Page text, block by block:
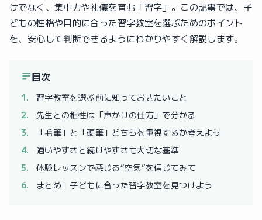
けでなく、集中力や礼儀を育む「習字」。この記事では、子
どもの性格や目的に合った習字教室を選ぶためのポイント
を、安心して判断できるようにわかりやすく解説します。
目次
習字教室を選ぶ前に知っておきたいこと
先生との相性は「声かけの仕方」で分かる
「毛筆」と「硬筆」どちらを重視するか考えよう
通いやすさと続けやすさも大切な基準
体験レッスンで感じる“空気”を信じてみて
まとめ｜子どもに合った習字教室を見つけよう